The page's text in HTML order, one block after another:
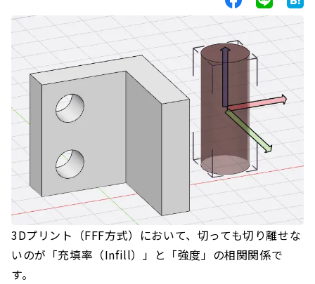
3Dプリント（FFF方式）において、切っても切り離せな
いのが「充填率（Infill）」と「強度」の相関関係で
す。